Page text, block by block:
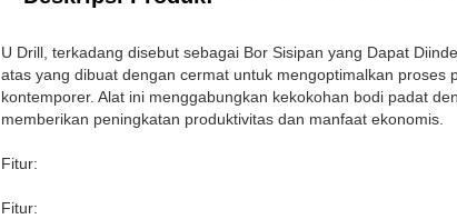
U Drill, terkadang disebut sebagai Bor Sisipan yang Dapat
atas yang dibuat dengan cermat untuk mengoptimalkan
kontemporer. Alat ini menggabungkan kekokohan bodi padat
memberikan peningkatan produktivitas dan manfaat ekonomis.
Fitur:
Fitur: